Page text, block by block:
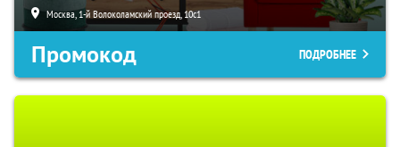
Москва, 1-й Волоколамский проезд, 10с1
Промокод ПОДРОБНЕЕ